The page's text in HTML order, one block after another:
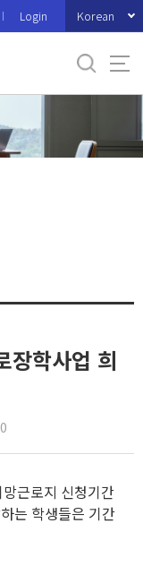
Login Korean
장학사업 희
근로지 신청기간
는 학생들은 기간